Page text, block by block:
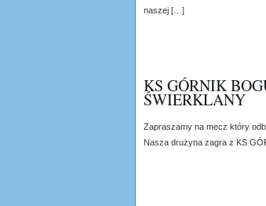
naszej […]
KS GÓRNIK
ŚWIERKLANY
Zapraszamy na mecz który
Nasza drużyna zagra z KS